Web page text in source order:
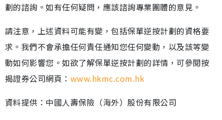
劃的諮詢。如有任何疑問，應該諮詢專業團體的意見。
請注意，上述資料可能有變，包括保單逆按計劃的資格要
求。我們不會承擔任何責任通知您任何變動，以及該等變
動如何影響您。如欲了解保單逆按計劃的詳情，可參閱按
揭證券公司網頁： www.hkmc.com.hk
資料提供：中國人壽保險（海外）股份有限公司